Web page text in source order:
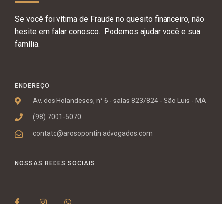
Se você foi vítima de Fraude no quesito financeiro, não
hesite em falar conosco. Podemos ajudar você e sua
família.
ENDEREÇO
Av. dos Holandeses, n° 6 - salas 823/824 - São Luis - MA
(98) 7001-5070
contato@arosopontin advogados.com
NOSSAS REDES SOCIAIS